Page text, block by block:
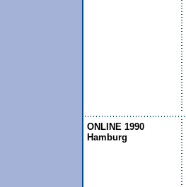
ONLINE 1990
Hamburg